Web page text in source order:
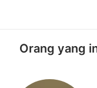
Orang yang